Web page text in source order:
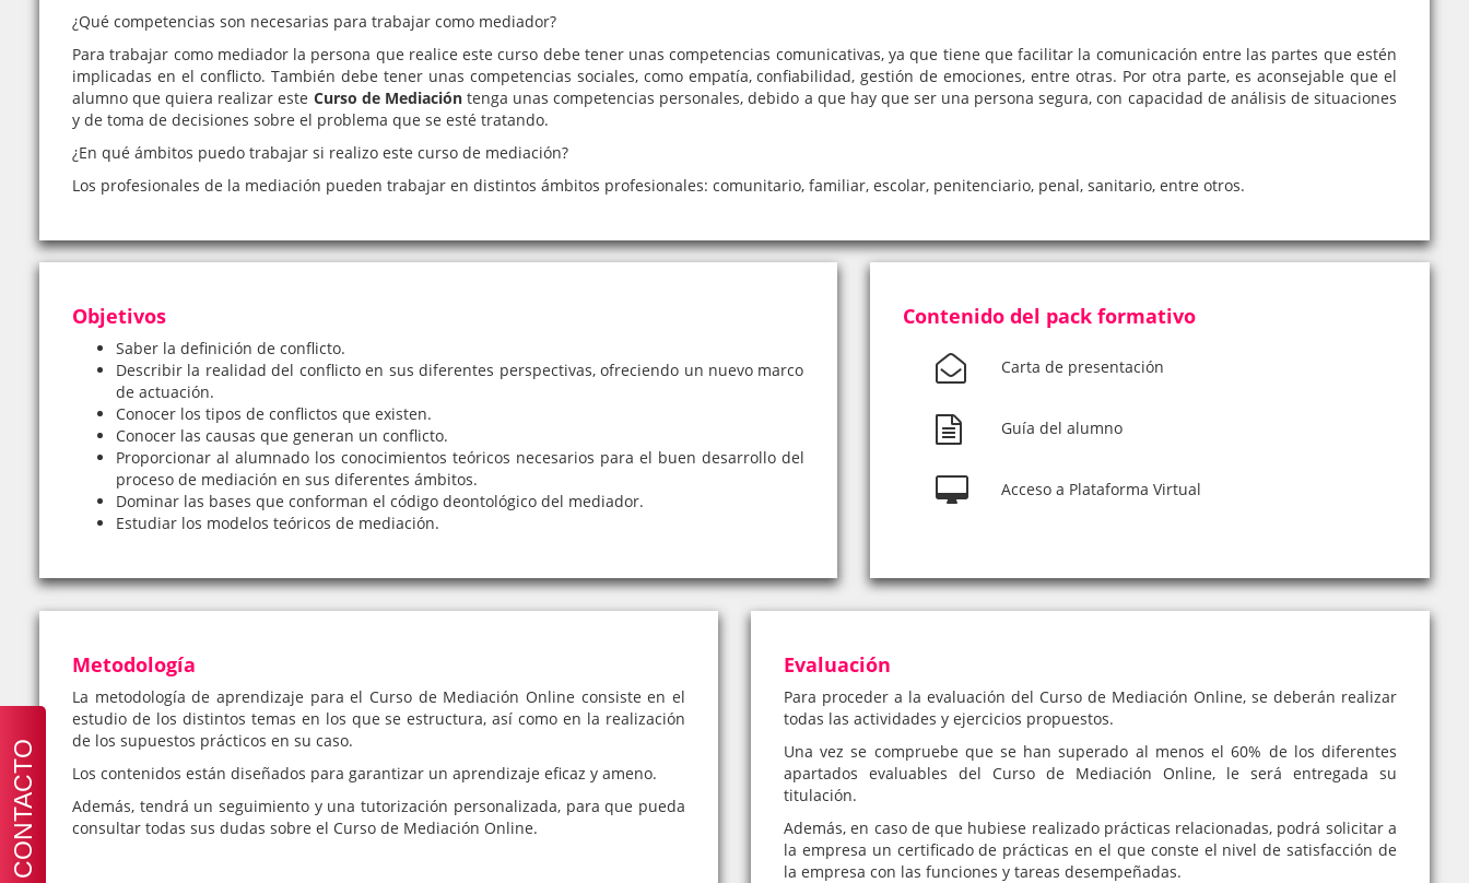
¿Qué competencias son necesarias para trabajar como mediador?
Para trabajar como mediador la persona que realice este curso debe tener unas competencias comunicativas, ya que tiene que facilitar la comunicación entre las partes que estén
implicadas en el conflicto. También debe tener unas competencias sociales, como empatía, confiabilidad, gestión de emociones, entre otras. Por otra parte, es aconsejable que el
alumno que quiera realizar este Curso de Mediacióntenga unas competencias personales, debido a que hay que ser una persona segura, con capacidad de análisis de situaciones
y de toma de decisiones sobre el problema que se esté tratando.
¿En qué ámbitos puedo trabajar si realizo este curso de mediación?
Los profesionales de la mediación pueden trabajar en distintos ámbitos profesionales: comunitario, familiar, escolar, penitenciario, penal, sanitario, entre otros.
Objetivos
Saber la definición de conflicto.
Describir la realidad del conflicto en sus diferentes perspectivas, ofreciendo un nuevo marco
de actuación.
Conocer los tipos de conflictos que existen.
Conocer las causas que generan un conflicto.
Proporcionar al alumnado los conocimientos teóricos necesarios para el buen desarrollo del
proceso de mediación en sus diferentes ámbitos.
Dominar las bases que conforman el código deontológico del mediador.
Estudiar los modelos teóricos de mediación.
Contenido del pack formativo
Carta de presentación
Guía del alumno
Acceso a Plataforma Virtual
Metodología
La metodología de aprendizaje para el Curso de Mediación Online consiste en el
estudio de los distintos temas en los que se estructura, así como en la realización
de los supuestos prácticos en su caso.
Los contenidos están diseñados para garantizar un aprendizaje eficaz y ameno.
Además, tendrá un seguimiento y una tutorización personalizada, para que pueda
consultar todas sus dudas sobre el Curso de Mediación Online.
Evaluación
Para proceder a la evaluación del Curso de Mediación Online, se deberán realizar
todas las actividades y ejercicios propuestos.
Una vez se compruebe que se han superado al menos el 60% de los diferentes
apartados evaluables del Curso de Mediación Online, le será entregada su
titulación.
Además, en caso de que hubiese realizado prácticas relacionadas, podrá solicitar a
la empresa un certificado de prácticas en el que conste el nivel de satisfacción de
la empresa con las funciones y tareas desempeñadas.
CONTACTO